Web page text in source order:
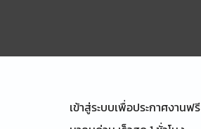
เข้าสู่ระบบเพื่อประกาศงานฟรี